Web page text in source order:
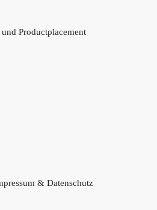
Productplacement
& Datenschutz